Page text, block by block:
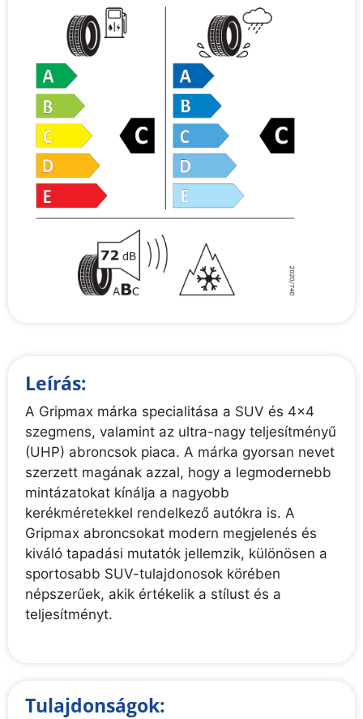
Leírás:
A Gripmax márka specialitása a SUV és 4x4
szegmens, valamint az ultra-nagy teljesítményű
(UHP) abroncsok piaca. A márka gyorsan nevet
szerzett magának azzal, hogy a legmodernebb
mintázatokat kínálja a nagyobb
kerékméretekkel rendelkező autókra is. A
Gripmax abroncsokat modern megjelenés és
kiváló tapadási mutatók jellemzik, különösen a
sportosabb SUV-tulajdonosok körében
népszerűek, akik értékelik a stílust és a
teljesítményt.
Tulajdonságok: